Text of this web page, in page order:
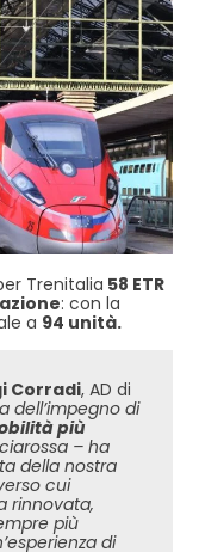
Trenitalia 58 ETR
: con la
a 94 unità.
Corradi, AD di
dell’impegno di
più
– ha
della nostra
cui
rinnovata,
più
di